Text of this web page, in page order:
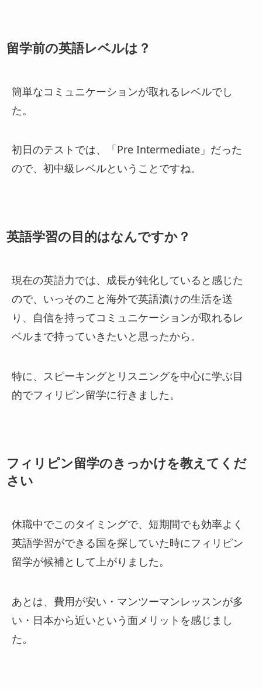
留学前の英語レベルは？
簡単なコミュニケーションが取れるレベルでし
た。
初日のテストでは、「Pre Intermediate」だった
ので、初中級レベルということですね。
英語学習の目的はなんですか？
現在の英語力では、成長が鈍化していると感じた
ので、いっそのこと海外で英語漬けの生活を送
り、自信を持ってコミュニケーションが取れるレ
ベルまで持っていきたいと思ったから。
特に、スピーキングとリスニングを中心に学ぶ目
的でフィリピン留学に行きました。
フィリピン留学のきっかけを教えてくだ
さい
休職中でこのタイミングで、短期間でも効率よく
英語学習ができる国を探していた時にフィリピン
留学が候補として上がりました。
あとは、費用が安い・マンツーマンレッスンが多
い・日本から近いという面メリットを感じまし
た。